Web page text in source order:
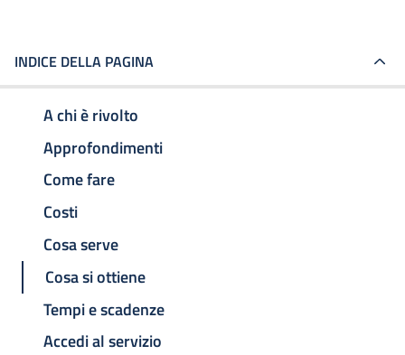
INDICE DELLA PAGINA
A chi è rivolto
Approfondimenti
Come fare
Costi
Cosa serve
Cosa si ottiene
Tempi e scadenze
Accedi al servizio